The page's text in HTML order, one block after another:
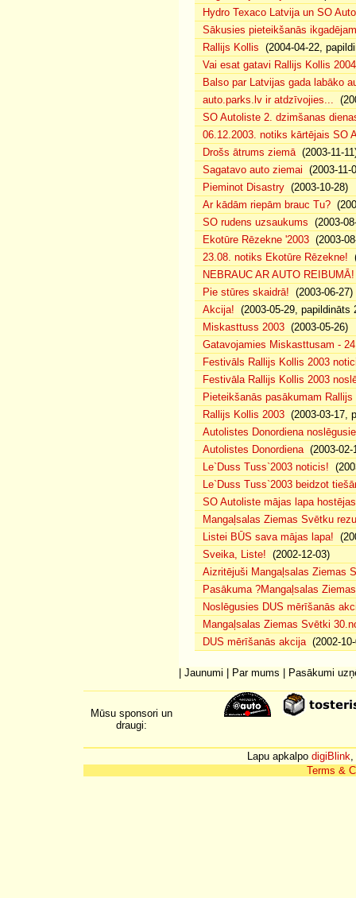
Hydro Texaco Latvija un SO
Sākusies pieteikšanās
Rallijs Kollis (2004-04-22,
Vai esat gatavi Rallijs Kollis
Balso par Latvijas gada labāko
auto.parks.lv ir atdzīvojies...
SO Autoliste 2. dzimšanas
06.12.2003. notiks kārtējais SO
Drošs ātrums ziemā(2003-11-
Sagatavo auto ziemai (2003-11-
Pieminot Disastry (2003-10-28)
Ar kādām riepām brauc Tu?
SO rudens uzsaukums (2003-
Ekotūre Rēzekne '2003 (2003-
23.08. notiks Ekotūre Rēzekne!
NEBRAUC AR AUTO REIBUMĀ!
Pie stūres skaidrā! (2003-06-27)
Akcija! (2003-05-29, papildināts
Miskasttuss 2003 (2003-05-26)
Gatavojamies Miskasttusam -
Festivāls Rallijs Kollis 2003
Festivāla Rallijs Kollis 2003
Pieteikšanās pasākumam
Rallijs Kollis 2003 (2003-03-17,
Autolistes Donordiena
Autolistes Donordiena(2003-02-
Le`Duss Tuss`2003 noticis!
Le`Duss Tuss`2003 beidzot
SO Autoliste mājas lapa
Mangaļsalas Ziemas Svētku
Listei BŪS sava mājas lapa!
Sveika, Liste! (2002-12-03)
Aizritējuši Mangaļsalas Ziemas
Pasākuma ?Mangaļsalas
Noslēgusies DUS mērīšanās
Mangaļsalas Ziemas Svētki
DUS mērīšanās akcija(2002-10-
Jaunumi Par mums Pasākumi
Mūsu sponsori un
draugi:
Lapu apkalpo digiBlink,
Terms &